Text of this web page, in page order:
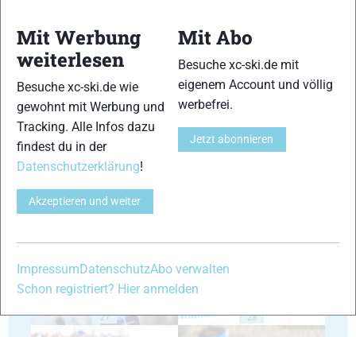
23 24
25
27 28
Mit Werbung
weiterlesen
Besuche xc-ski.de wie
gewohnt mit Werbung und
Tracking. Alle Infos dazu
findest du in der
Datenschutzerklärung!
Akzeptieren und weiter
Mit Abo
Besuche xc-ski.de mit
eigenem Account und völlig
werbefrei.
Jetzt abonnieren
ImpressumDatenschutzAbo verwalten
Schon registriert? Hier anmelden